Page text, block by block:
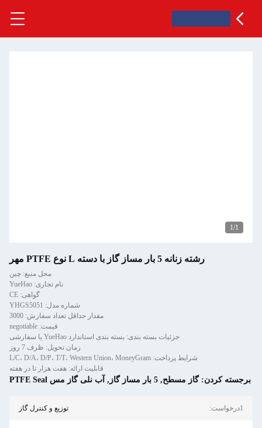
1/1
رشته زنانه 5 بار مساز گاز با دسته L نوع PTFE مهر
محل منبع: چین
نام تجاری: YueHao
گواهی: CE
شماره مدل: YHGS5051
مقدار حداقل تعداد سفارش: 3000
قیمت: negotiable
جزئیات بسته بندی: بسته بندی استاندارد YueHao یا سفارشی
زمان تحویل: ظرف 7 روز
شرایط پرداخت: L/C، D/A، D/P، T/T، Western Union، MoneyGram
قابلیت ارائه: هفت هزار تا در هفته
برجسته کردن:گاز مسطح, 5 بار مساز گاز , آب نلی گاز مس PTFE Seal
1درخواست: توزیع و کنترل گاز